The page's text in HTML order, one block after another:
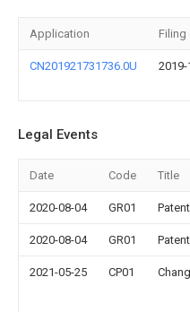
Application Filing
CN201921731736.0U 2019-
Legal Events
Date Code Title
2020-08-04 GR01
2020-08-04 GR01
2021-05-25 CP01